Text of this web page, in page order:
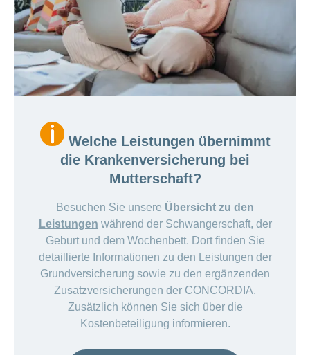
Welche Leistungen übernimmt
die Krankenversicherung bei
Mutterschaft?
Besuchen Sie unsere Übersicht zu den
Leistungen während der Schwangerschaft, der
Geburt und dem Wochenbett. Dort finden Sie
detaillierte Informationen zu den Leistungen der
Grundversicherung sowie zu den ergänzenden
Zusatzversicherungen der CONCORDIA.
Zusätzlich können Sie sich über die
Kostenbeteiligung informieren.